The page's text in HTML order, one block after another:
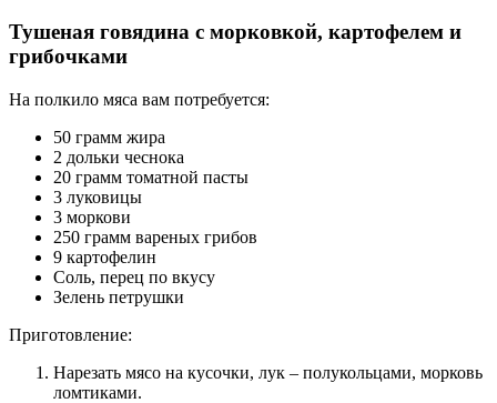
Тушеная говядина с морковкой, картофелем и
грибочками
На полкило мяса вам потребуется:
50 грамм жира
2 дольки чеснока
20 грамм томатной пасты
3 луковицы
3 моркови
250 грамм вареных грибов
9 картофелин
Соль, перец по вкусу
Зелень петрушки
Приготовление:
Нарезать мясо на кусочки, лук – полукольцами, морковь
ломтиками.